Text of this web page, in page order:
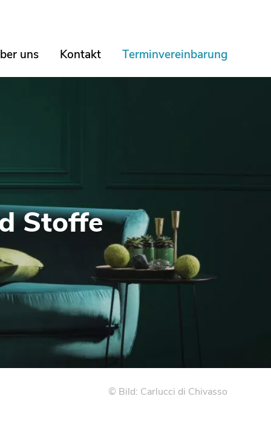
uns Kontakt Terminvereinbarung
Stoffe
© Bild: Carlucci di Chivasso